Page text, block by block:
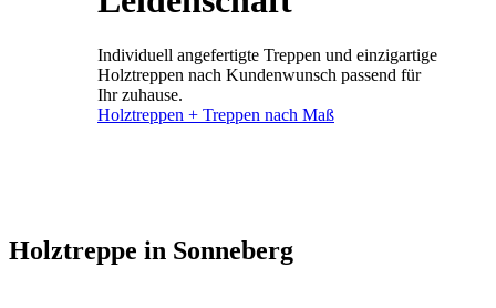
Individuell angefertigte Treppen und einzigartige
Holztreppen nach Kundenwunsch passend für
Ihr zuhause.
Holztreppen + Treppen nach Maß
Holztreppe in Sonneberg